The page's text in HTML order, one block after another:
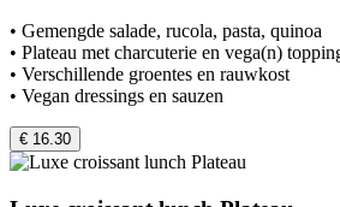
• Gemengde salade, rucola, pasta, quinoa
• Plateau met charcuterie en vega(n)
• Verschillende groentes en rauwkost
• Vegan dressings en sauzen
€ 16.30